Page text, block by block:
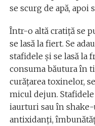
se scurg de apă, apoi
Într-o altă cratiță se
se lasă la fiert. Se
stafidele și se lasă la
consuma băutura în
curățarea toxinelor,
micul dejun.
iaurturi sau în
antixidanți,